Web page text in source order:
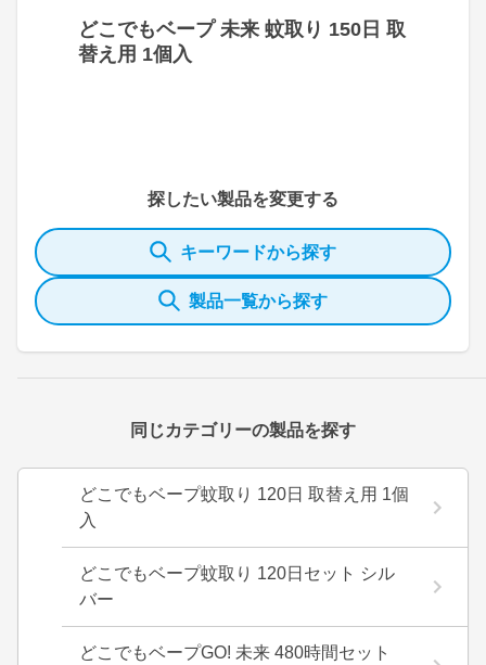
どこでもベープ 未来 蚊取り 150日 取
替え用 1個入
探したい製品を変更する
キーワードから探す
製品一覧から探す
同じカテゴリーの製品を探す
どこでもベープ蚊取り 120日 取替え用 1個
入
どこでもベープ蚊取り 120日セット シル
バー
どこでもベープGO! 未来 480時間セット